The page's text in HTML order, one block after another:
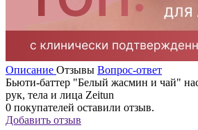
Описание Отзывы Вопрос-ответ
Бьюти-баттер "Белый жасмин и чай"
рук, тела и лица Zeitun
0 покупателей оставили отзыв.
Добавить отзыв